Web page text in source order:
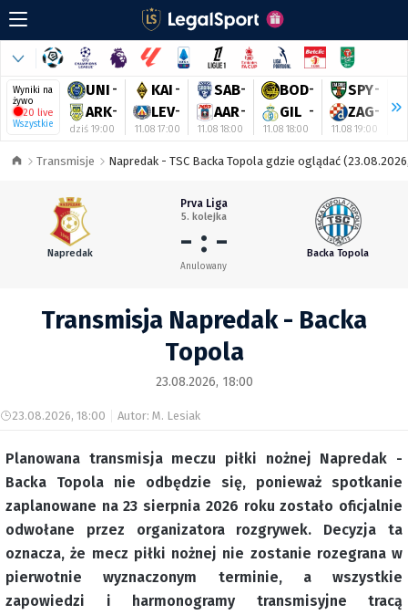
Wyniki na
żywo
20 live
Wszystkie
UNI -
ARK-
dziś 19:00
KAI -
LEV-
11.08 17:00
SAB-
AAR-
11.08 18:00
BOD-
GIL -
11.08 18:00
SPY-
ZAG-
11.08 19:00
Transmisje Napredak - TSC Backa Topola gdzie oglądać
Napredak
Prva Liga
5. kolejka
- : -
Anulowany
Backa Topola
Transmisja Napredak - Backa
Topola
23.08.2026, 18:00
23.08.2026, 18:00 Autor: M. Lesiak
Planowana transmisja meczu piłki nożnej Napredak -
Backa Topola nie odbędzie się, ponieważ spotkanie
zaplanowane na 23 sierpnia 2026 roku zostało oficjalnie
odwołane przez organizatora rozgrywek. Decyzja ta
oznacza, że mecz piłki nożnej nie zostanie rozegrana w
pierwotnie wyznaczonym terminie, a wszystkie
zapowiedzi i harmonogramy transmisyjne tracą